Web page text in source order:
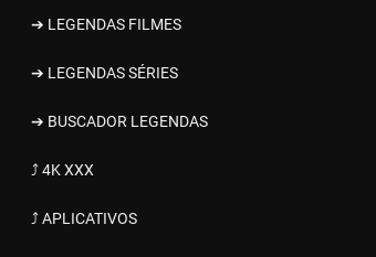
➔ LEGENDAS FILMES
➔ LEGENDAS SÉRIES
➔ BUSCADOR LEGENDAS
⤴ 4K XXX
⤴ APLICATIVOS